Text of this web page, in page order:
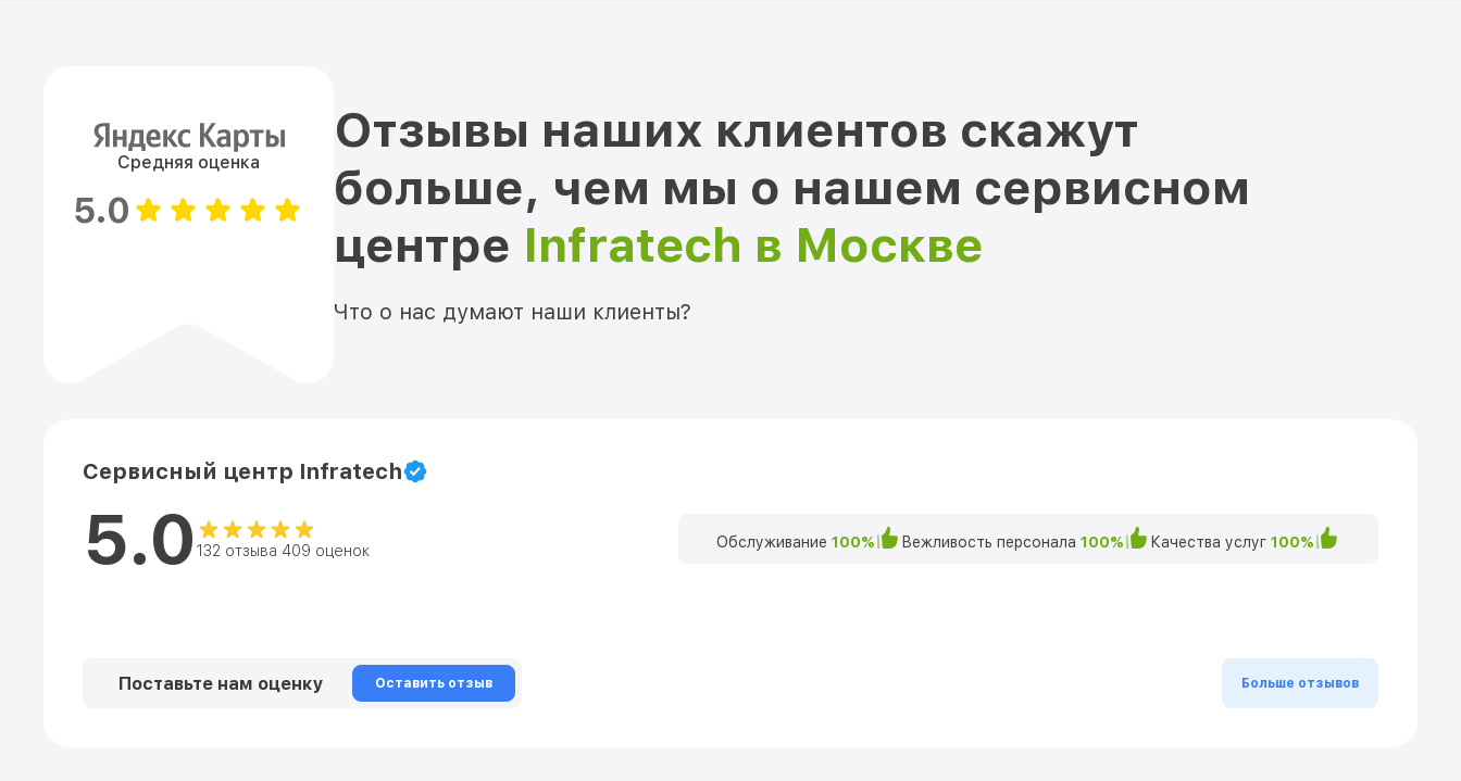
Средняя оценка
5.0
Отзывы наших клиентов скажут
больше, чем мы о нашем сервисном
центре Infratech в Москве
Что о нас думают наши клиенты?
Сервисный центр Infratech
5.0 132 отзыва 409 оценок Обслуживание 100% Вежливость персонала 100% Качества услуг 100%
Поставьте нам оценку Оставить отзыв Больше отзывов